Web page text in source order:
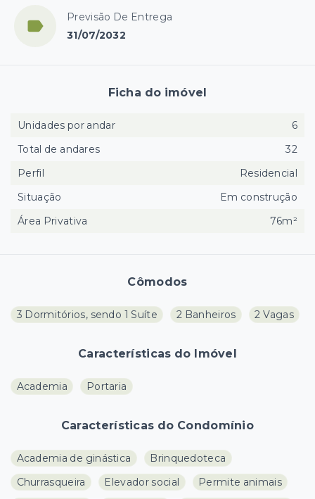
Previsão De Entrega
31/07/2032
Cômodos
3 Dormitórios, sendo 1 Suíte 2 Banheiros 2 Vagas
Características do Imóvel
Academia Portaria
Características do Condomínio
Academia de ginástica
Brinquedoteca
Churrasqueira
Elevador social
Permite animais
Ficha do imóvel
Unidades por andar
6
Total de andares
32
Perfil
Residencial
Situação
Em construção
Área Privativa
76m²